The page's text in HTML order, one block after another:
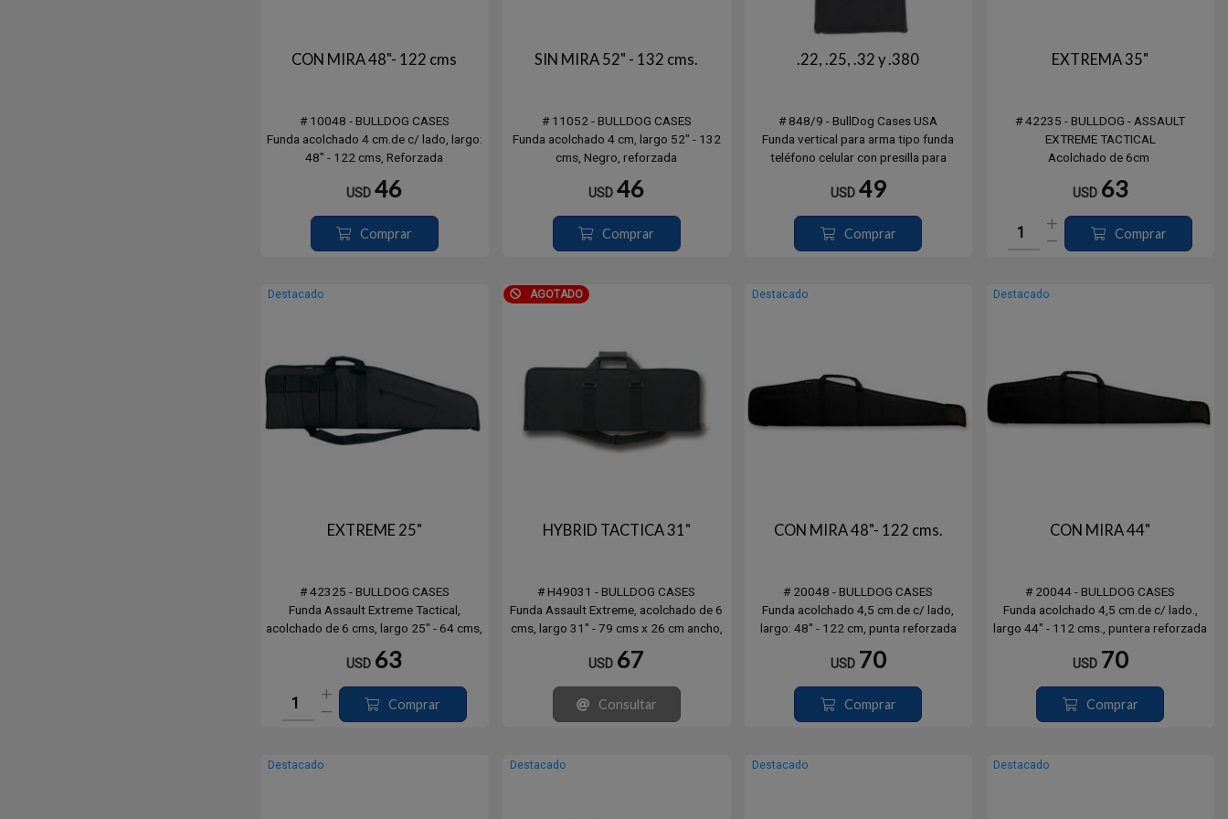
CON MIRA 48"- 122 cms
# 10048 - BULLDOG CASES
Funda acolchado 4 cm.de c/ lado, largo:
48" - 122 cms, Reforzada
USD 46
Comprar
SIN MIRA 52" - 132 cms.
# 11052 - BULLDOG CASES
Funda acolchado 4 cm, largo 52" - 132
cms, Negro, reforzada
USD 46
Comprar
.22, .25, .32 y .380
# 848/9 - BullDog Cases USA
Funda vertical para arma tipo funda
teléfono celular con presilla para
– Carcasa exterior negra en DENIER de
– Pestillos magnéticos para abrir y
cerrar fácilmente
USD 49
Comprar
EXTREMA 35"
# 42235 - BULLDOG - ASSAULT
EXTREME TACTICAL
Acolchado de 6cm
4 Porta Cargadores
Incluye Correa, Negro
Item # 42235
USD 63
Comprar
Destacado
EXTREME 25"
# 42325 - BULLDOG CASES
Funda Assault Extreme Tactical,
acolchado de 6 cms, largo 25" - 64 cms,
acc., incluye correa, Negro
USD 63
Comprar
AGOTADO
HYBRID TACTICA 31"
# H49031 - BULLDOG CASES
Funda Assault Extreme, acolchado de 6
cms, largo 31" - 79 cms x 26 cm ancho,
accesorios. Color negro, incluye correa.
USD 67
Consultar
Destacado
CON MIRA 48"- 122 cms.
# 20048 - BULLDOG CASES
Funda acolchado 4,5 cm.de c/ lado,
largo: 48" - 122 cm, punta reforzada
USD 70
Comprar
Destacado
CON MIRA 44"
# 20044 - BULLDOG CASES
Funda acolchado 4,5 cm.de c/ lado.,
largo 44" - 112 cms., puntera reforzada
USD 70
Comprar
Destacado Destacado Destacado Destacado